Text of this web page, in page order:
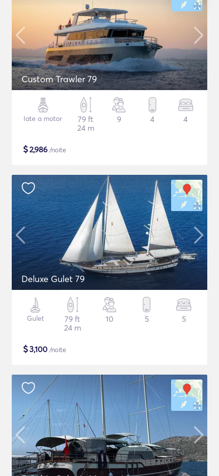
Custom Trawler 79
Iate a motor
79 ft
24 m
9 4 4
$2,986 /noite
Deluxe Gulet 79
Gulet
79 ft
24 m
10 5 5
$3,100 /noite